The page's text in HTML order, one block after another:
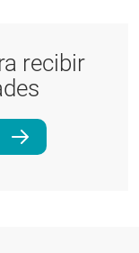
recibir